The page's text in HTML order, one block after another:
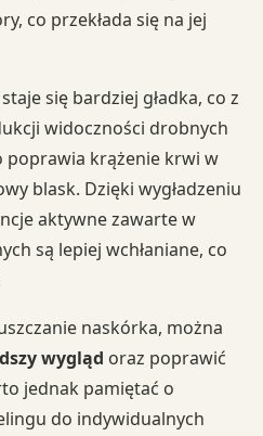
co przekłada się na jej
się bardziej gładka, co z
widoczności drobnych
poprawia krążenie krwi w
blask. Dzięki wygładzeniu
aktywne zawarte w
są lepiej wchłaniane, co
naskórka, można
wygląd oraz poprawić
jednak pamiętać o
do indywidualnych